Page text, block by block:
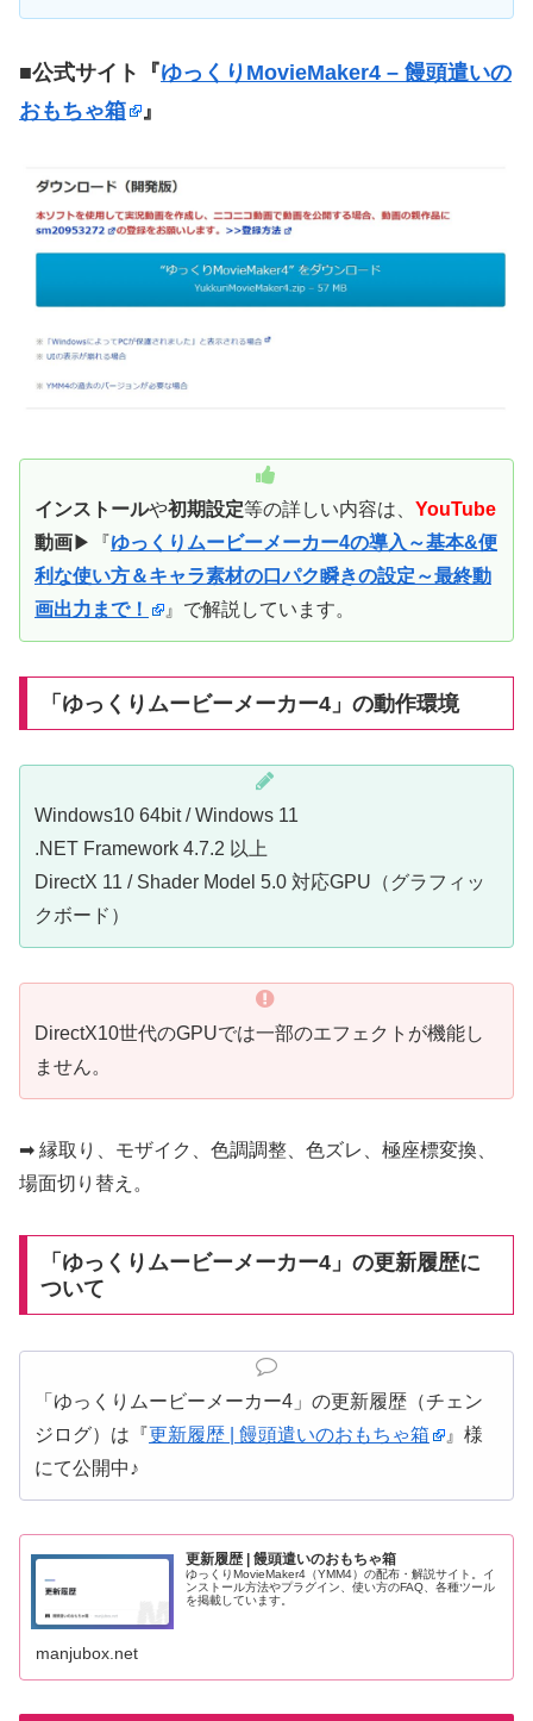
■公式サイト『ゆっくりMovieMaker4 – 饅頭遣いの
おもちゃ箱
』
インストールや初期設定等の詳しい内容は、 YouTube
動画▶『ゆっくりムービーメーカー4の導入～基本&便
利な使い方＆キャラ素材の口パク瞬きの設定～最終動
画出力まで！
』で解説しています。
「ゆっくりムービーメーカー4」の動作環境
Windows10 64bit / Windows 11
.NET Framework 4.7.2 以上
DirectX 11 / Shader Model 5.0 対応GPU（グラフィッ
クボード）
DirectX10世代のGPUでは一部のエフェクトが機能し
ません。
➡ 縁取り、モザイク、色調調整、色ズレ、極座標変換、
場面切り替え。
「ゆっくりムービーメーカー4」の更新履歴に
ついて
「ゆっくりムービーメーカー4」の更新履歴（チェン
ジログ）は『更新履歴 | 饅頭遣いのおもちゃ箱
』様
にて公開中♪
更新履歴 | 饅頭遣いのおもちゃ箱
ゆっくりMovieMaker4（YMM4）の配布・解説サイト。イ
ンストール方法やプラグイン、使い方のFAQ、各種ツール
を掲載しています。
manjubox.net